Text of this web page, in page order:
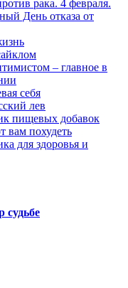
рака. 4 февраля.
День отказа от
– главное в
себя
лев
пищевых добавок
вам похудеть
для здоровья и
судьбе